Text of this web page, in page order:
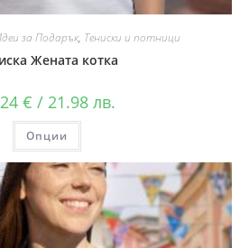
за Подарък, Тениски и потници
Жената котка
€ / 21.98 лв.
Опции